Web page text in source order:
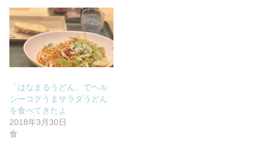
「はなまるうどん」でヘル
シーコクうまサラダうどん
を食べてきたよ
2018年3月30日
食